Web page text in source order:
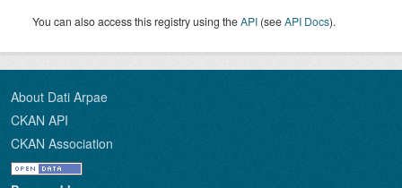
You can also access this registry using theAPI (seeAPI Docs).
About Dati Arpae
CKAN API
CKAN Association